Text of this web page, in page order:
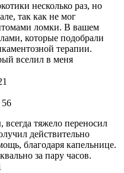
несколько раз, но
так как не мог
ломки. В вашем
которые подобрали
терапии.
вселил в меня
тяжело переносил
действительно
благодаря капельнице.
за пару часов.